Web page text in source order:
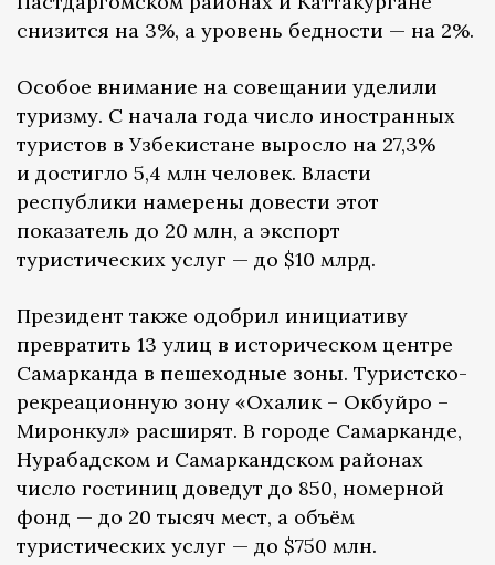
снизится на 3%, а уровень бедности — на 2%.
Особое внимание на совещании уделили
туризму. С начала года число иностранных
туристов в Узбекистане выросло на 27,3%
и достигло 5,4 млн человек. Власти
республики намерены довести этот
показатель до 20 млн, а экспорт
туристических услуг — до $10 млрд.
Президент также одобрил инициативу
превратить 13 улиц в историческом центре
Самарканда в пешеходные зоны. Туристско-
рекреационную зону «Охалик – Окбуйро –
Миронкул» расширят. В городе Самарканде,
Нурабадском и Самаркандском районах
число гостиниц доведут до 850, номерной
фонд — до 20 тысяч мест, а объём
туристических услуг — до $750 млн.